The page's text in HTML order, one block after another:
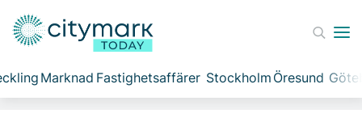
Marknad Fastighetsaffärer Stockholm Öresund